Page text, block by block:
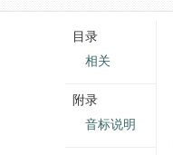
目录
相关
附录
音标说明